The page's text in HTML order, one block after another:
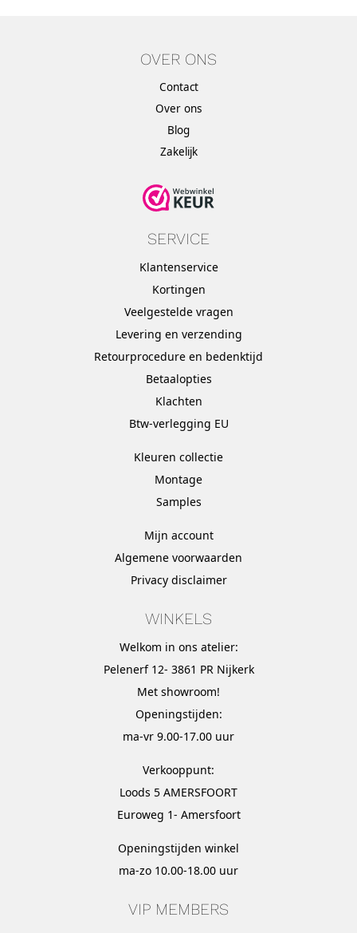
OVER ONS
Contact
Over ons
Blog
Zakelijk
SERVICE
Klantenservice
Kortingen
Veelgestelde vragen
Levering en verzending
Retourprocedure en bedenktijd
Betaalopties
Klachten
Btw-verlegging EU
Kleuren collectie
Montage
Samples
Mijn account
Algemene voorwaarden
Privacy disclaimer
WINKELS
Welkom in ons atelier:
Pelenerf 12- 3861 PR Nijkerk
Met showroom!
Openingstijden:
ma-vr 9.00-17.00 uur
Verkooppunt:
Loods 5 AMERSFOORT
Euroweg 1- Amersfoort
Openingstijden winkel
ma-zo 10.00-18.00 uur
VIP MEMBERS